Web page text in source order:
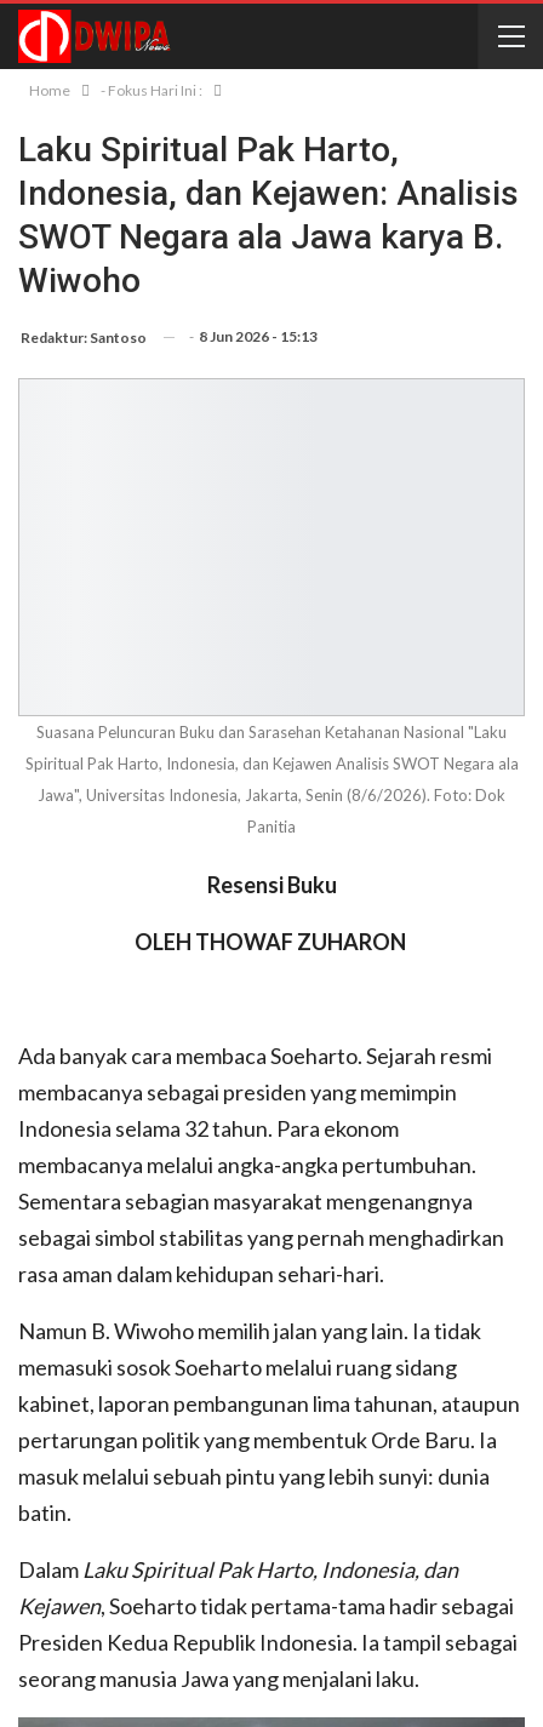
Home - Fokus Hari Ini :
Laku Spiritual Pak Harto,
Indonesia, dan Kejawen: Analisis
SWOT Negara ala Jawa karya B.
Wiwoho
Redaktur: Santoso - 8 Jun 2026 - 15:13
Suasana Peluncuran Buku dan Sarasehan Ketahanan Nasional "Laku
Spiritual Pak Harto, Indonesia, dan Kejawen Analisis SWOT Negara ala
Jawa", Universitas Indonesia, Jakarta, Senin (8/6/2026). Foto: Dok
Panitia
Resensi Buku
OLEH THOWAF ZUHARON
Ada banyak cara membaca Soeharto. Sejarah resmi
membacanya sebagai presiden yang memimpin
Indonesia selama 32 tahun. Para ekonom
membacanya melalui angka-angka pertumbuhan.
Sementara sebagian masyarakat mengenangnya
sebagai simbol stabilitas yang pernah menghadirkan
rasa aman dalam kehidupan sehari-hari.
Namun B. Wiwoho memilih jalan yang lain. Ia tidak
memasuki sosok Soeharto melalui ruang sidang
kabinet, laporan pembangunan lima tahunan, ataupun
pertarungan politik yang membentuk Orde Baru. Ia
masuk melalui sebuah pintu yang lebih sunyi: dunia
batin.
Dalam Laku Spiritual Pak Harto, Indonesia, dan
Kejawen, Soeharto tidak pertama-tama hadir sebagai
Presiden Kedua Republik Indonesia. Ia tampil sebagai
seorang manusia Jawa yang menjalani laku.